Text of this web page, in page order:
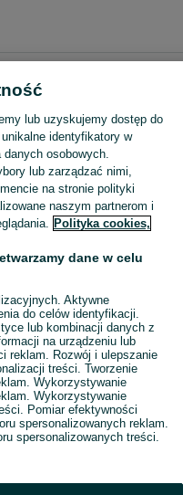
- Chojnice
,zabawki ogrodowe,zabawki
Zobacz
lub uzyskujemy dostęp do
identyfikatory w
osobowych.
lub zarządzać nimi,
na stronie polityki
naszym partnerom i
Polityka cookies,
dane w celu
Aktywne
do celów identyfikacji.
lub kombinacji danych z
na urządzeniu lub
reklam. Rozwój i ulepszanie
treści. Tworzenie
Wykorzystywanie
Wykorzystywanie
Pomiar efektywności
spersonalizowanych reklam.
spersonalizowanych treści.